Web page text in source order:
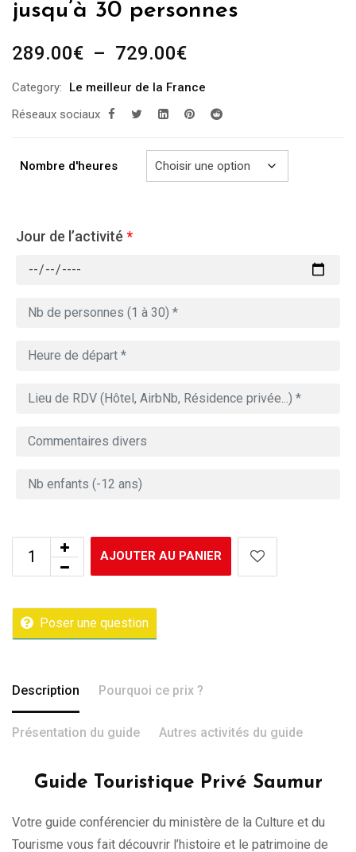
jusqu’à 30 personnes
289.00€ – 729.00€Plage
prix :
289.00€
729.00€
Category:
Le meilleur de la France
Réseaux sociaux
Nombre d'heures
Jour de l’activité *
AJOUTER AU PANIER
Poser une question
Description Pourquoi ce prix ?
Présentation du guide Autres activités du guide
Guide Touristique Privé Saumur
Votre guide conférencier du ministère de la Culture et du
Tourisme vous fait découvrir l’histoire et le patrimoine de